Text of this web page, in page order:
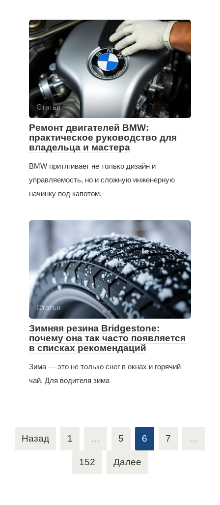
Статьи
Ремонт двигателей BMW:
практическое руководство для
владельца и мастера
BMW притягивает не только дизайн и
управляемость, но и сложную инженерную
начинку под капотом.
Статьи
Зимняя резина Bridgestone:
почему она так часто появляется
в списках рекомендаций
Зима — это не только снег в окнах и горячий
чай. Для водителя зима
Пагинация
записей
Назад 1 … 5 6 7 …
152 Далее